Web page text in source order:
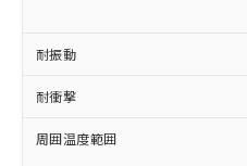
耐振動
耐衝撃
周囲温度範囲
在庫状況および
示しないよう
マイパーツ機
ビス）をご利用
メンバーズに
部品在庫の切り替え
月が前後することが
「ｅ」：有害物質（
準値以下であること
「10」：通常の使用
質が外部に漏えいし
及ぼさない年数を意
「－」：未確認です
当社は、貴社製
場合は、上記1
該第三者に通
販売先および
法に輸出する
機器販売店
受注生産
情報を公